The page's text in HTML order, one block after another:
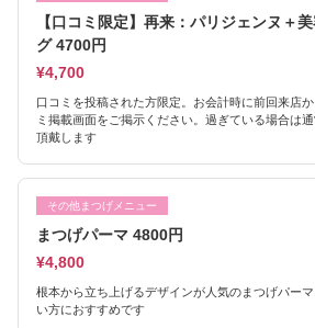
【口コミ限定】再来：パリジェンヌ＋
グ 4700円
¥4,700
口コミを投稿された方限定。お会計時に前回来店
ミ掲載画面をご掲示ください。過ぎている場合は
頂戴します
その他まつげメニュー
まつげパーマ 4800円
¥4,800
根本から立ち上げるデザインが人気のまつげパー
い方におすすめです